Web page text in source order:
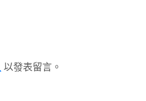
以發表留言。